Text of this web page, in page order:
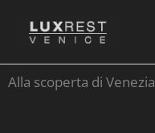
contenuto
Alla scoperta di Venezia